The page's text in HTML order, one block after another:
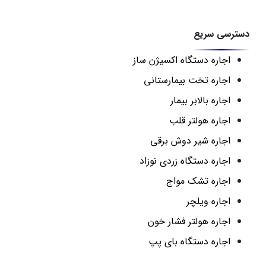
دسترسی سریع
اجاره دستگاه اکسیژن ساز
اجاره تخت بیمارستانی
اجاره بالابر بیمار
اجاره هولتر قلب
اجاره شیر دوش برقی
اجاره دستگاه زردی نوزاد
اجاره تشک مواج
اجاره ویلچر
اجاره هولتر فشار خون
اجاره دستگاه بای پپ